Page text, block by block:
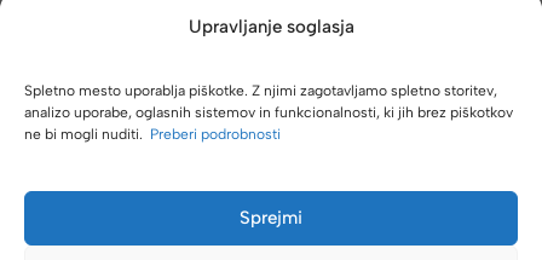
Upravljanje soglasja
Spletno mesto uporablja piškotke. Z njimi zagotavljamo spletno storitev,
analizo uporabe, oglasnih sistemov in funkcionalnosti, ki jih brez piškotkov
ne bi mogli nuditi. Preberi podrobnosti
Sprejmi
(4,8/5)